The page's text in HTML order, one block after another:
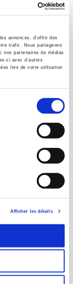
annonces, d'offrir des
trafic. Nous partageons
nos partenaires de médias
ci avec d'autres
lors de votre utilisation
Afficher les détails
et sociales, les
création en 1976
76-2, avril-juin